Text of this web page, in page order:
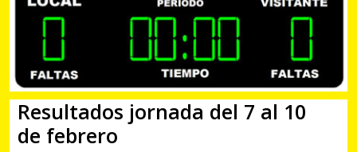
Resultados jornada del 7 al 10
de febrero